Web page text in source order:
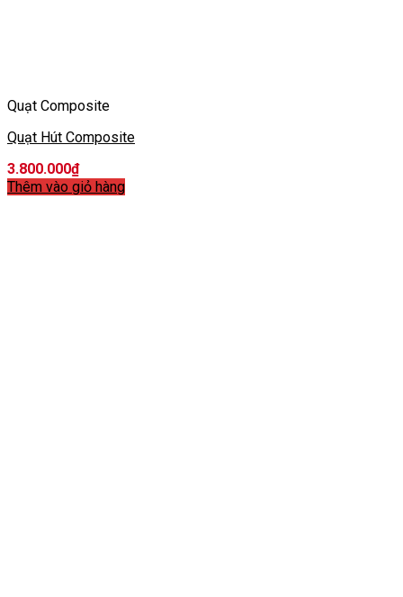
Quạt Composite
Quạt Hút Composite
3.800.000₫
Thêm vào giỏ hàng